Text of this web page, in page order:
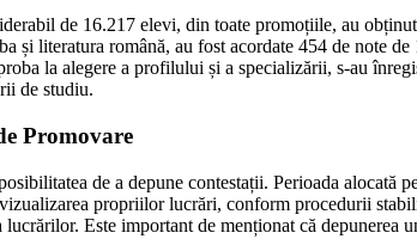
de 16.217 elevi, din toate promoțiile, au
și literatura română, au fost acordate 454 de note
la alegere a profilului și a specializării, s-au
de studiu.
Promovare
de a depune contestații. Perioada alocată
propriilor lucrări, conform procedurii
Este important de menționat că